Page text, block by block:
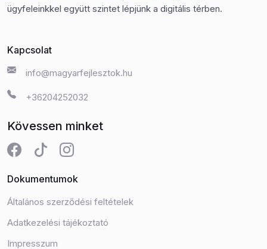
ügyfeleinkkel együtt szintet lépjünk a digitális térben.
Kapcsolat
info@magyarfejlesztok.hu
+36204252032
Kövessen minket
Dokumentumok
Általános szerződési feltételek
Adatkezelési tájékoztató
Impresszum